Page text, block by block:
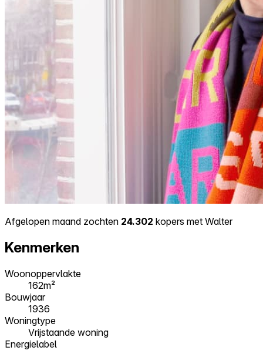
Afgelopen maand zochten 24.302 kopers met Walter
Kenmerken
Woonoppervlakte
162m²
Bouwjaar
1936
Woningtype
Vrijstaande woning
Energielabel